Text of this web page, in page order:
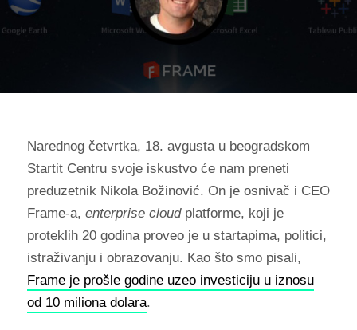
Narednog četvrtka, 18. avgusta u beogradskom
Startit Centru svoje iskustvo će nam preneti
preduzetnik Nikola Božinović. On je osnivač i CEO
Frame-a, enterprise cloudplatforme, koji je
proteklih 20 godina proveo je u startapima, politici,
istraživanju i obrazovanju. Kao što smo pisali,
Frame je prošle godine uzeo investiciju u iznosu
od 10 miliona dolara.